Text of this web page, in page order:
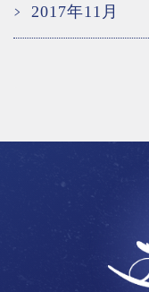
2017年11月